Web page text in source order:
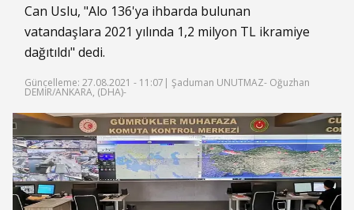
Can Uslu, "Alo 136'ya ihbarda bulunan
vatandaşlara 2021 yılında 1,2 milyon TL ikramiye
dağıtıldı" dedi.
Güncelleme: 27.08.2021 - 11:07 | Şaduman UNUTMAZ- Oğuzhan
DEMİR/ANKARA, (DHA)-